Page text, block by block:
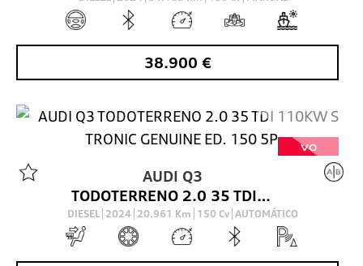
38.900 €
VO
AUDI Q3
TODOTERRENO 2.0 35 TDI 110KW S TRONIC GENUINE ED. 150 5P
DIESEL 2024 20.961 Km 150 Cv AUTOMÁTICO